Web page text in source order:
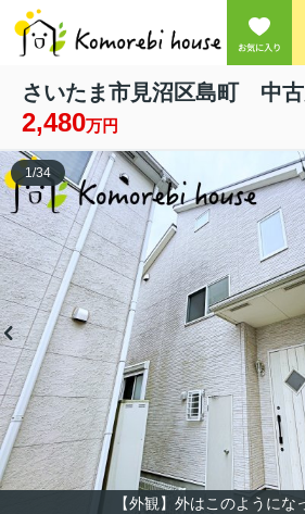
お気に入り
さいたま市見沼区島町 中
2,480万円
【外観】外はこのようにな
1 /34